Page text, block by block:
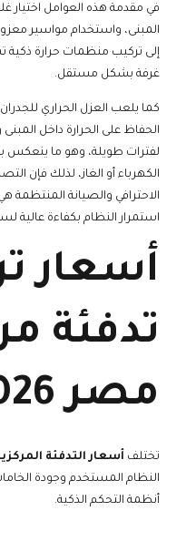
في مقدمة هذه العوامل اختيار
المبنى، واستخدام مواسير
إلى تركيب منظمات حرارة ذكية
غرفة بشكل مستقل.
كما يلعب العزل الحراري
الحفاظ على الحرارة داخل
لفترات طويلة، وهو ما
الكهرباء أو الغاز، لذلك فإن
الاحترافي والصيانة المنتظمة
استمرار النظام بكفاءة عالية
أسعار
تدفئة
مصر 2026
تختلف أسعار التدفئة
النظام المستخدم وجودة
أنظمة التحكم الذكية.